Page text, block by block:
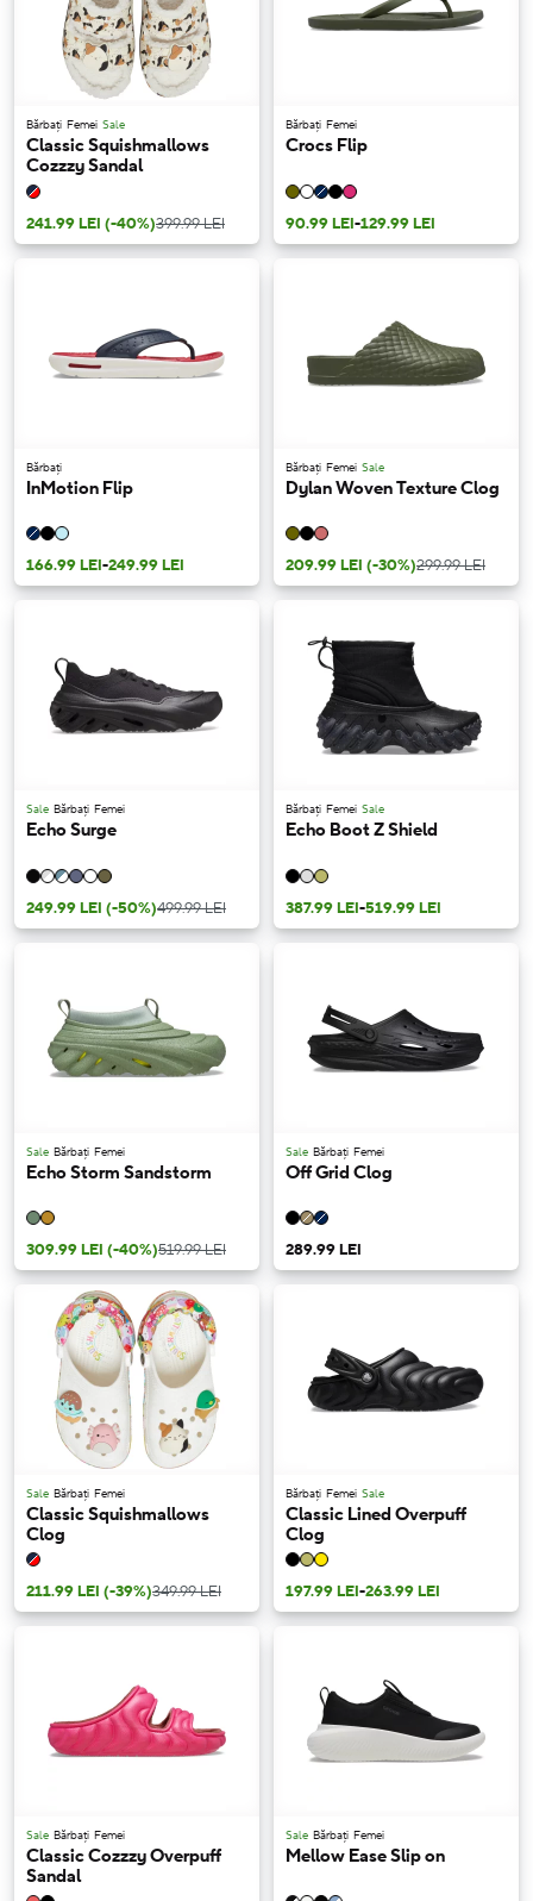
Bărbați Femei Sale
Classic Squishmallows
Cozzzy Sandal
241.99 LEI (-40%)399.99 LEI
Bărbați Femei
Crocs Flip
90.99 LEI-129.99 LEI
Bărbați
InMotion Flip
166.99 LEI-249.99 LEI
Bărbați Femei Sale
Dylan Woven Texture Clog
209.99 LEI (-30%)299.99 LEI
Sale Bărbați Femei
Echo Surge
249.99 LEI (-50%)499.99 LEI
Bărbați Femei Sale
Echo Boot Z Shield
387.99 LEI-519.99 LEI
Sale Bărbați Femei
Echo Storm Sandstorm
309.99 LEI (-40%)519.99 LEI
Sale Bărbați Femei
Off Grid Clog
289.99 LEI
Sale Bărbați Femei
Classic Squishmallows
Clog
211.99 LEI (-39%)349.99 LEI
Bărbați Femei Sale
Classic Lined Overpuff
Clog
197.99 LEI-263.99 LEI
Sale Bărbați Femei
Classic Cozzzy Overpuff
Sandal
Sale Bărbați Femei
Mellow Ease Slip on